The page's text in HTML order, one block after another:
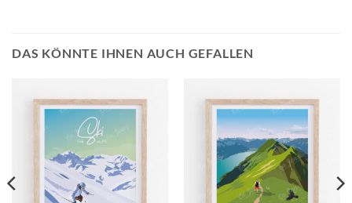
DAS KÖNNTE IHNEN AUCH GEFALLEN